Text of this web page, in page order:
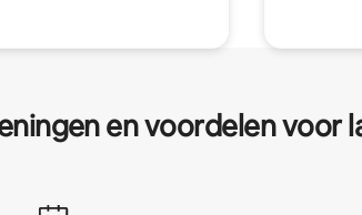
en voordelen voor